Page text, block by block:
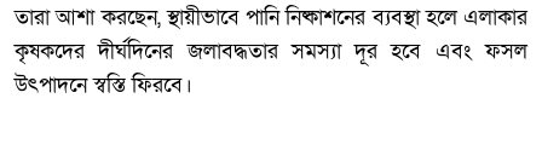
তারা আশা করছেন, স্থায়ীভাবে পানি নিষ্কাশনের ব্যবস্থা হলে এলাকার
কৃষকদের দীর্ঘদিনের জলাবদ্ধতার সমস্যা দূর হবে এবং ফসল
উৎপাদনে স্বস্তি ফিরবে।